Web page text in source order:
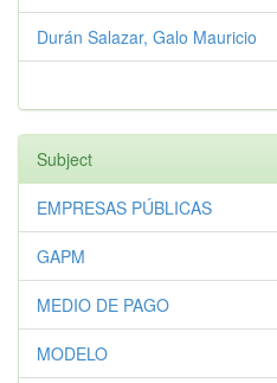
Durán Salazar, Galo Mauricio
Subject
EMPRESAS PÚBLICAS
GAPM
MEDIO DE PAGO
MODELO